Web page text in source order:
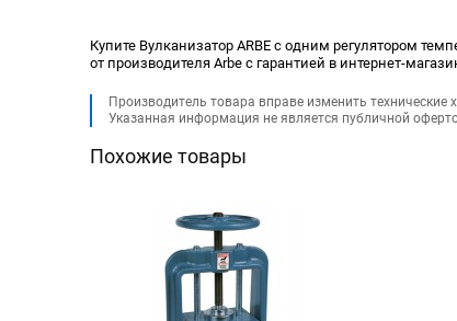
Купите Вулканизатор ARBE с одним регулятором
от производителя Arbe с гарантией в интернет-
Производитель товара вправе изменить
Указанная информация не является публичной
Похожие товары